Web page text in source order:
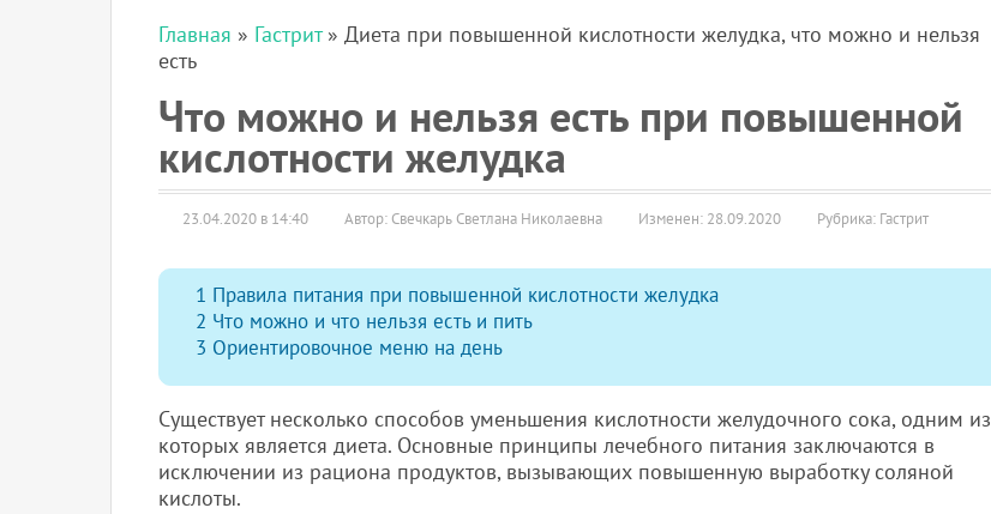
Главная » Гастрит» Диета при повышенной кислотности желудка, что можно и нельзя
есть
Что можно и нельзя есть при повышенной
кислотности желудка
23.04.2020 в 14:40 Автор: Свечкарь Светлана Николаевна Изменен: 28.09.2020 Рубрика: Гастрит
1 Правила питания при повышенной кислотности желудка
2 Что можно и что нельзя есть и пить
3 Ориентировочное меню на день
Существует несколько способов уменьшения кислотности желудочного сока, одним из
которых является диета. Основные принципы лечебного питания заключаются в
исключении из рациона продуктов, вызывающих повышенную выработку соляной
кислоты.